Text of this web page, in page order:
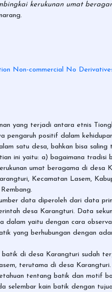
kerukunan umat
Non-commercial No
yang terjadi antara etnis
pengaruh positif dalam
satu desa, bahkan bisa saling
ini yaitu: a) bagaimana
umat beragama di desa
Kecamatan Lasem,
data diperoleh dari data
desa Karangturi. Data
dalam yaitu dengan cara
yang berhubungan dengan
di desa Karangturi sudah
terutama di desa
tentang batik dan motif
selembar kain batik dengan